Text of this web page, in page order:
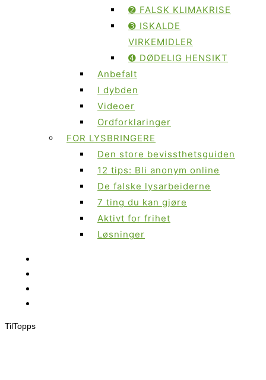
➋ FALSK KLIMAKRISE
➌ ISKALDE
VIRKEMIDLER
➍ DØDELIG HENSIKT
Anbefalt
I dybden
Videoer
Ordforklaringer
FOR LYSBRINGERE
Den store bevissthetsguiden
12 tips: Bli anonym online
De falske lysarbeiderne
7 ting du kan gjøre
Aktivt for frihet
Løsninger
TilTopps